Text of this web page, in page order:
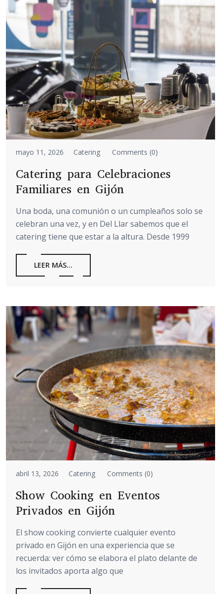
mayo 11, 2026 Catering Comments (0)
Catering para Celebraciones
Familiares en Gijón
Una boda, una comunión o un cumpleaños solo se
celebran una vez, y en Del Llar sabemos que el
catering tiene que estar a la altura. Desde 1999
LEER MÁS...
abril 13, 2026 Catering Comments (0)
Show Cooking en Eventos
Privados en Gijón
El show cooking convierte cualquier evento
privado en Gijón en una experiencia que se
recuerda: ver cómo se elabora el plato delante de
los invitados aporta algo que